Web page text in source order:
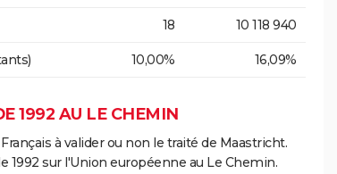
18 10 118 940
10,00% 16,09%
1992 AU LE CHEMIN
à valider ou non le traité de Maastricht.
1992 sur l'Union européenne au Le Chemin.